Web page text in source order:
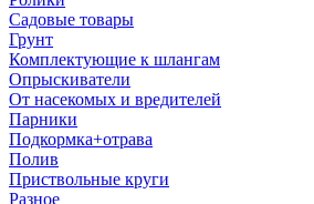
Садовые товары
Грунт
Комплектующие к шлангам
Опрыскиватели
От насекомых и вредителей
Парники
Подкормка+отрава
Полив
Приствольные круги
Разное